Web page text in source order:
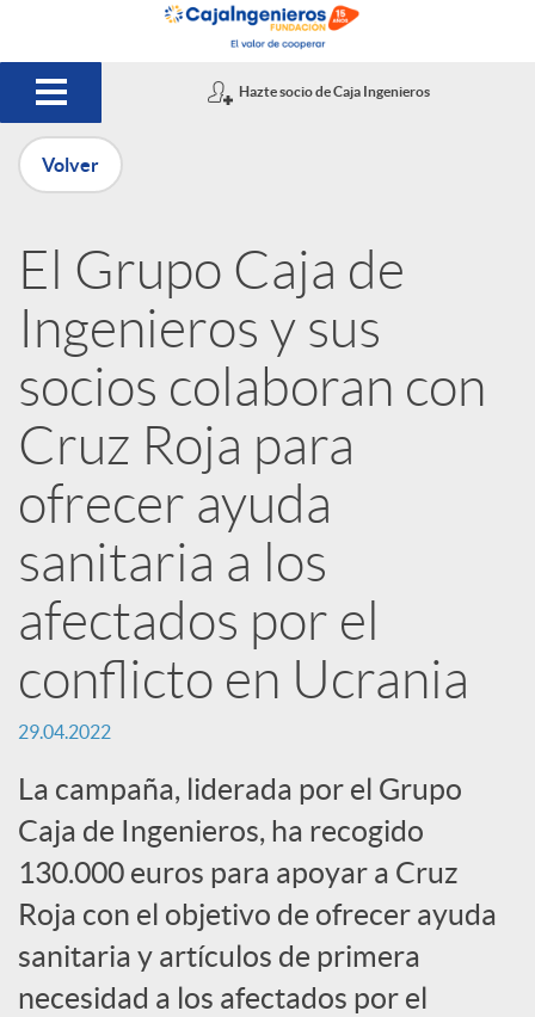
Saltar al contenido principal
Hazte socio de Caja Ingenieros
u
b
l
i
c
a
d
o
r
d
Volver
El Grupo Caja de
Ingenieros y sus
socios colaboran con
Cruz Roja para
ofrecer ayuda
sanitaria a los
afectados por el
conflicto en Ucrania
29.04.2022
La campaña, liderada por el Grupo
Caja de Ingenieros, ha recogido
130.000 euros para apoyar a Cruz
Roja con el objetivo de ofrecer ayuda
sanitaria y artículos de primera
necesidad a los afectados por el